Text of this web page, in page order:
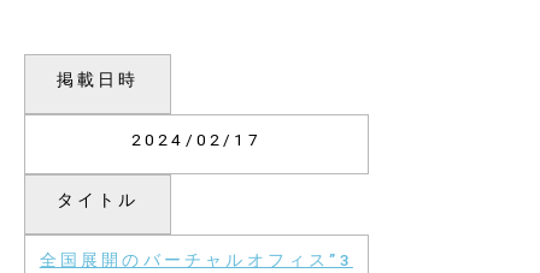
掲載日時
2024/02/17
タイトル
全国展開のバーチャルオフィス”3